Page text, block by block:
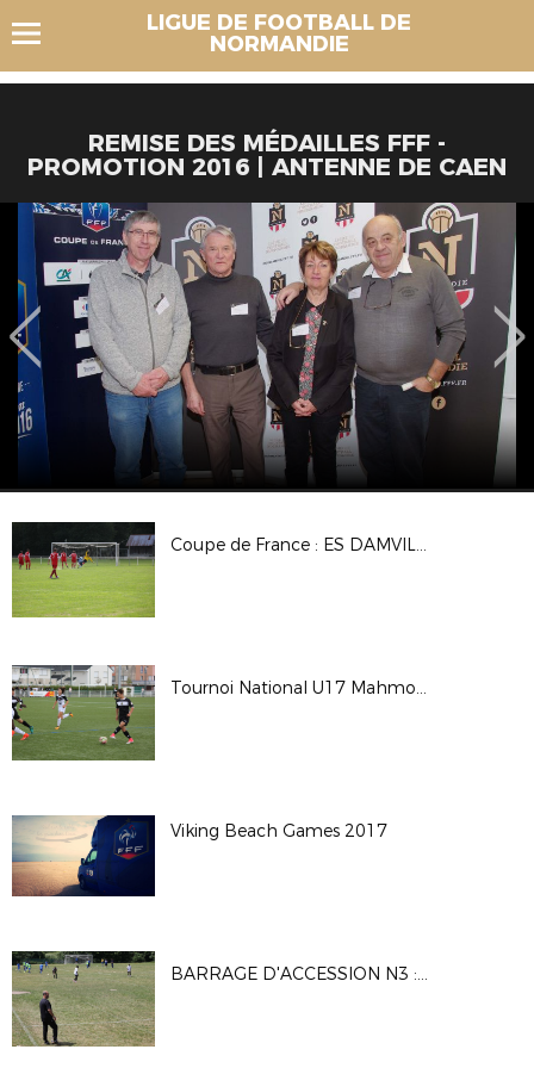
LIGUE DE FOOTBALL DE
NORMANDIE
REMISE DES MÉDAILLES FFF -
PROMOTION 2016 | ANTENNE DE CAEN
Coupe de France : ES DAMVILLE 2-2 (Tab 3-5) CS BEAUMONT
Tournoi National U17 Mahmoud TIARCI - Saison 2017-2018
Viking Beach Games 2017
BARRAGE D'ACCESSION N3 : MATCH1